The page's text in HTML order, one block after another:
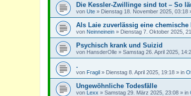
Die Kessler-Zwillinge sind tot – So
von Ute » Dienstag 18. November 2025, 03:18
Als Laie zuverlässig eine
von Neinneinein » Dienstag 7. Oktober 2025,
Psychisch krank und Suizid
von HansderOlle » Samstag 26. April 2025,
.
von Fragil » Dienstag 8. April 2025, 19:18 » in
Ungewöhnliche Todesfälle
von Lexx » Samstag 29. März 2025, 23:08 » in